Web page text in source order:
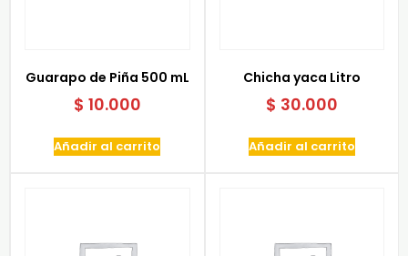
Guarapo de Piña 500 mL
$ 10.000
Añadir al carrito
Chicha yaca Litro
$ 30.000
Añadir al carrito